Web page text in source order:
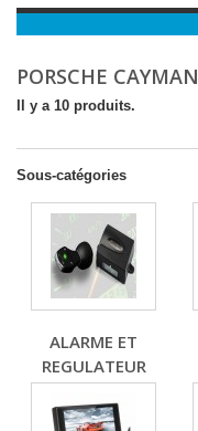
PORSCHE CAYMAN
Il y a 10 produits.
Sous-catégories
ALARME ET
REGULATEUR